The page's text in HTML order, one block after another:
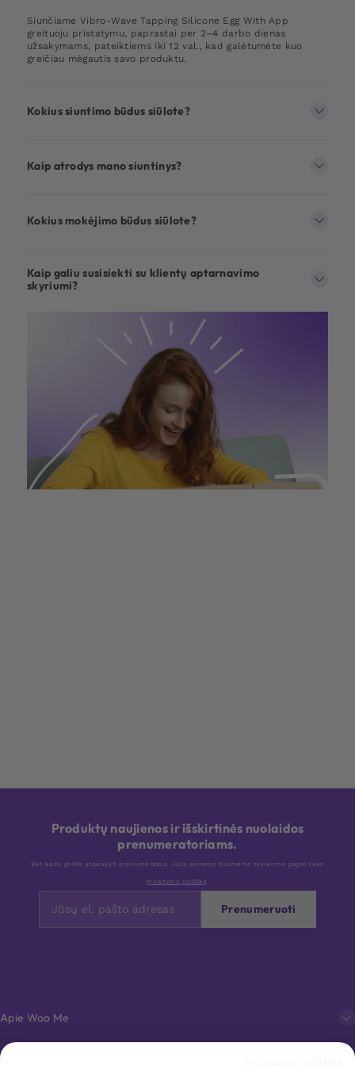
Siunčiame Vibro-Wave Tapping Silicone Egg With App
greituoju pristatymu, paprastai per 2–4 darbo dienas
užsakymams, pateiktiems iki 12 val., kad galėtumėte kuo
greičiau mėgautis savo produktu.
Kokius siuntimo būdus siūlote?
Kaip atrodys mano siuntinys?
Kokius mokėjimo būdus siūlote?
Kaip galiu susisiekti su klientų aptarnavimo
skyriumi?
Produktų naujienos ir išskirtinės nuolaidos
prenumeratoriams.
Bet kada galite atsisakyti prenumeratos. Jūsų asmens duomenis tvarkome pagal savo
privatumo politiką
Prenumeruoti
Apie Woo Me